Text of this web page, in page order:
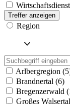
Treffer anzeigen
Region
Arlbergregion
Brandnertal (6)
Bregenzerwald
Großes